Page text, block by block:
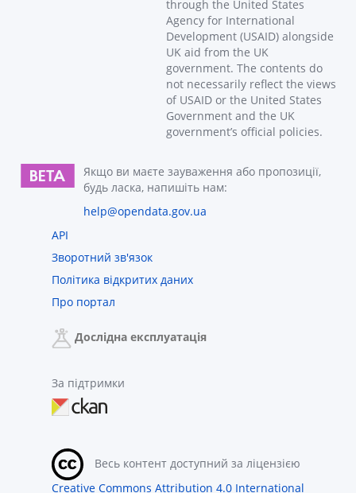
through the United States
Agency for International
Development (USAID) alongside
UK aid from the UK
government. The contents do
not necessarily reflect the views
of USAID or the United States
Government and the UK
government’s official policies.
Якщо ви маєте зауваження або пропозиції,
будь ласка, напишіть нам:
help@opendata.gov.ua
API
Зворотний зв'язок
Політика відкритих даних
Про портал
Дослідна експлуатація
За підтримки
Весь контент доступний за ліцензією
Creative Commons Attribution 4.0 International